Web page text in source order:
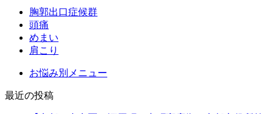
胸郭出口症候群
頭痛
めまい
肩こり
お悩み別メニュー
最近の投稿